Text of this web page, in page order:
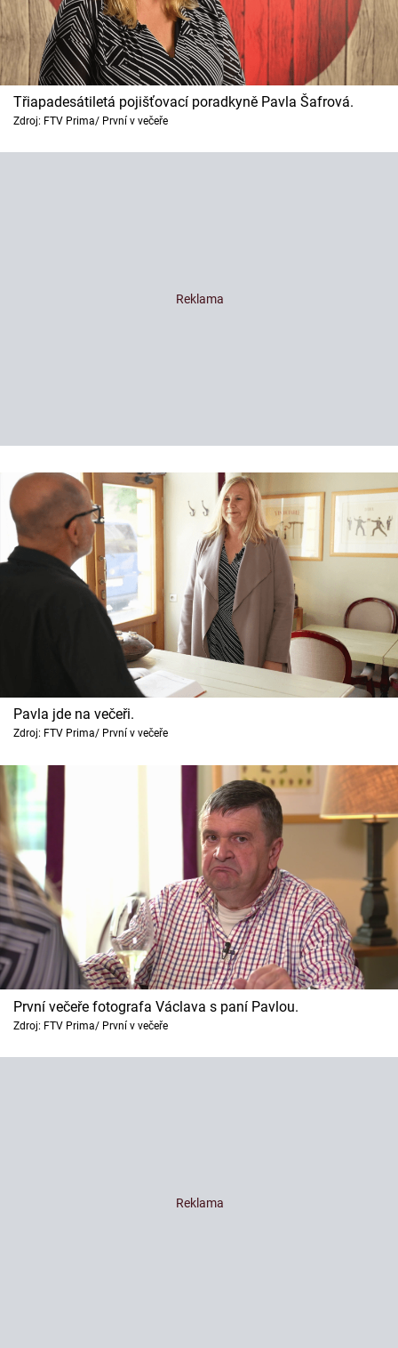
Třiapadesátiletá pojišťovací poradkyně Pavla Šafrová.
Zdroj: FTV Prima/ První v večeře
Pavla jde na večeři.
Zdroj: FTV Prima/ První v večeře
První večeře fotografa Václava s paní Pavlou.
Zdroj: FTV Prima/ První v večeře